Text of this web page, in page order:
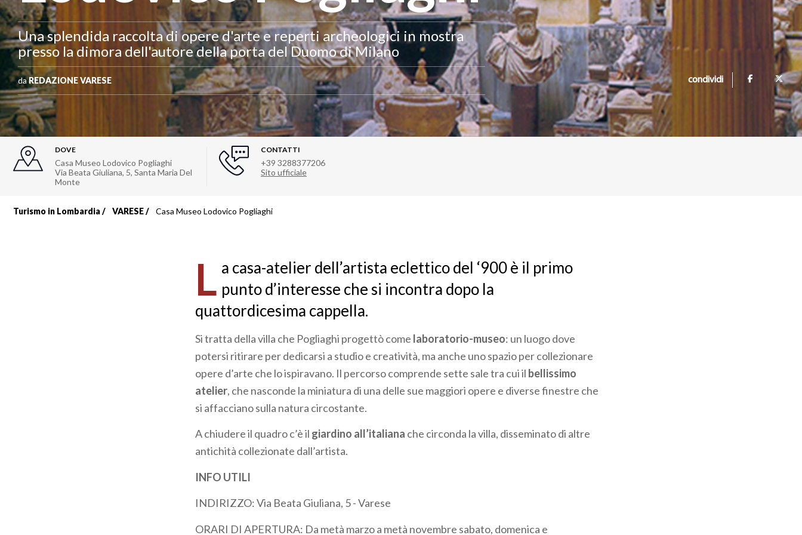
Una splendida raccolta di opere d'arte e reperti archeologici in mostra
presso la dimora dell'autore della porta del Duomo di Milano
daREDAZIONE VARESE condividi
DOVE
Casa Museo Lodovico Pogliaghi
Via Beata Giuliana, 5, Santa Maria Del
Monte
CONTATTI
+39 3288377206
Sito ufficiale
Turismo in Lombardia VARESE Casa Museo Lodovico Pogliaghi
L a casa-atelier dell’artista eclettico del ‘900 è il primo
punto d’interesse che si incontra dopo la
quattordicesima cappella.
Si tratta della villa che Pogliaghi progettò come laboratorio-museo: un luogo dove
potersi ritirare per dedicarsi a studio e creatività, ma anche uno spazio per collezionare
opere d’arte che lo ispiravano. Il percorso comprende sette sale tra cui il bellissimo
atelier, che nasconde la miniatura di una delle sue maggiori opere e diverse finestre che
si affacciano sulla natura circostante.
A chiudere il quadro c’è il giardino all’italiana che circonda la villa, disseminato di altre
antichità collezionate dall’artista.
INFO UTILI
INDIRIZZO: Via Beata Giuliana, 5 - Varese
ORARI DI APERTURA: Da metà marzo a metà novembre sabato, domenica e